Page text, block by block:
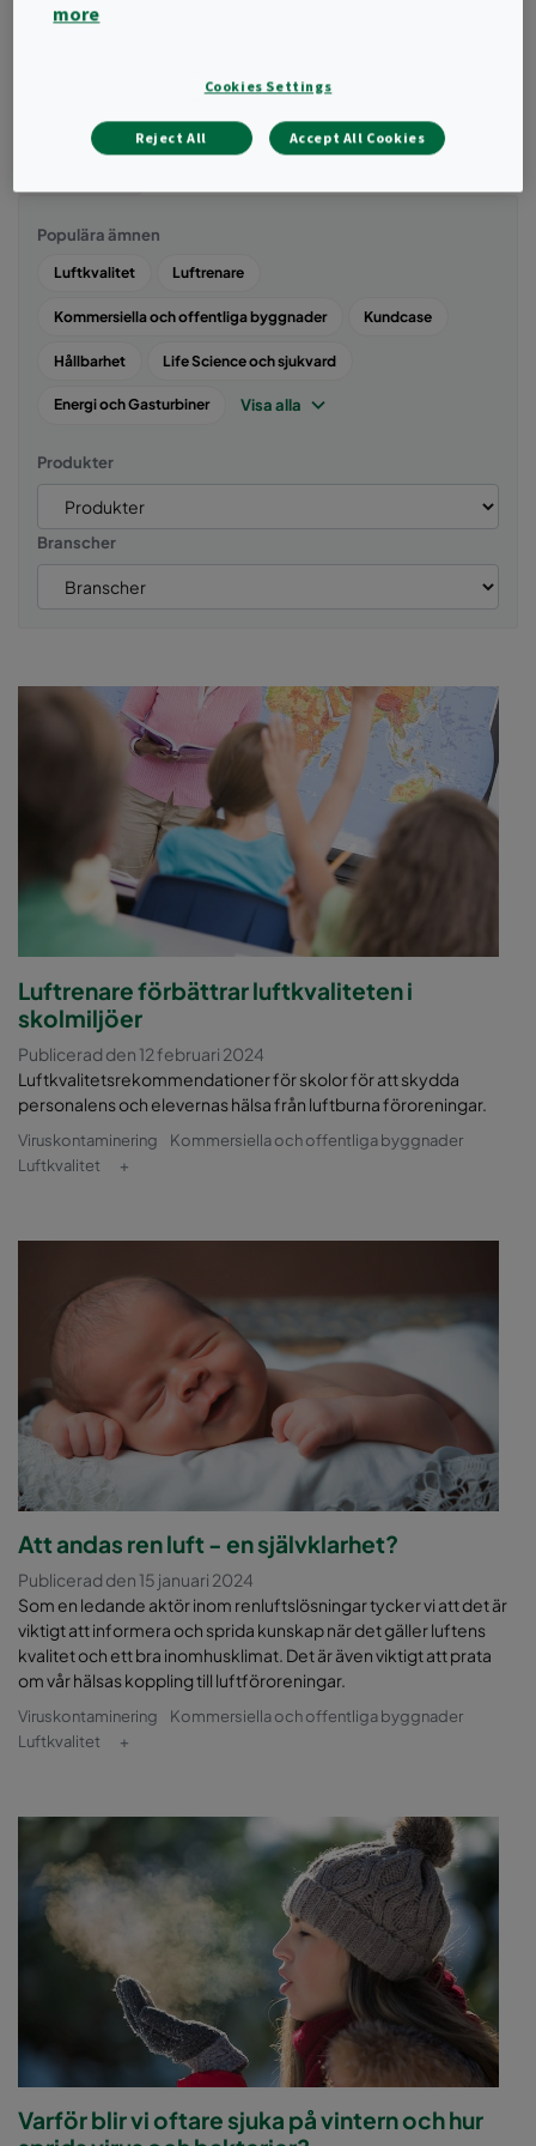
inomhusmiljö. Här hittar du artiklar, tips, guider och information
kontaminering i inomhusluften.
Populära ämnen
Luftkvalitet Luftrenare
Kommersiella och offentliga byggnader Kundcase
Hållbarhet Life Science och sjukvard
Energi och Gasturbiner Visa alla
Produkter
Branscher
Luftrenare förbättrar luftkvaliteten i
skolmiljöer
Publicerad den 12 februari 2024
Luftkvalitetsrekommendationer för skolor för att skydda
personalens och elevernas hälsa från luftburna föroreningar.
Viruskontaminering
Kommersiella och offentliga byggnader
Luftkvalitet
+
Att andas ren luft - en självklarhet?
Publicerad den 15 januari 2024
Som en ledande aktör inom renluftslösningar tycker vi att det är
viktigt att informera och sprida kunskap när det gäller luftens
kvalitet och ett bra inomhusklimat. Det är även viktigt att prata
om vår hälsas koppling till luftföroreningar.
Viruskontaminering
Kommersiella och offentliga byggnader
Luftkvalitet
+
Varför blir vi oftare sjuka på vintern och hur
more
Cookies Settings
Reject All Accept All Cookies